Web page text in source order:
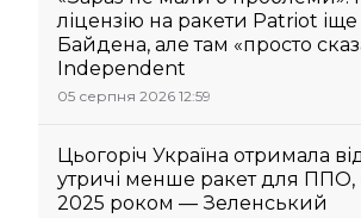
ліцензію на ракети Patriot іще
Байдена, але там «просто
Independent
05 серпня 2026 12:59
Цьогоріч Україна отримала
утричі менше ракет для ППО,
2025 роком — Зеленський